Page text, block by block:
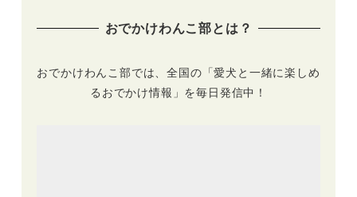
おでかけわんこ部とは？
おでかけわんこ部では、全国の「愛犬と一緒に楽しめ
るおでかけ情報」を毎日発信中！